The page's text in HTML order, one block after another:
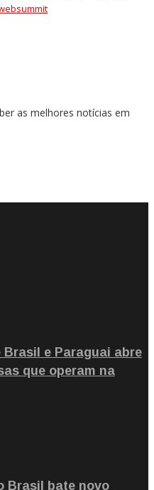
as melhores notícias em
e Paraguai abre
que operam na
Brasil bate novo